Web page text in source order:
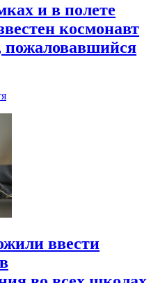
и в полете
космонавт
ввести